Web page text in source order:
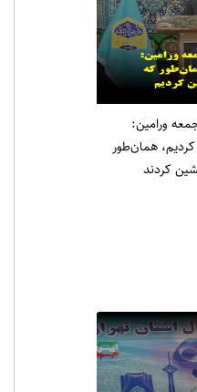
ورامین:
کردیم، همان‌طور
کردند